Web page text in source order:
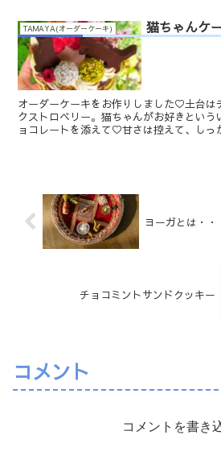
TAMAYA(オーダーケーキ) 猫ちゃんケ
オーダーケーキをお作りしました♡土台は
クストロベリー。猫ちゃんがお好きとい
ョコレートを添えて♡甘さは控えて、しっ
ヨーガとは・・
チョコミントサンドクッキー
コメント
コメントを書き